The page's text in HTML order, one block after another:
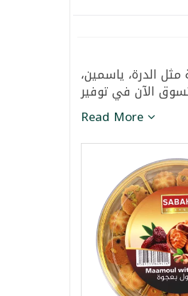
الدرة، ياسمين،
Read More